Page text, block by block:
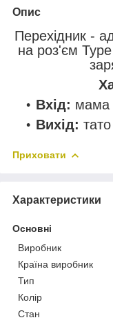
Опис
Перехідник -
на роз'єм
Вхід: мама
Вихід:
Приховати
Характеристики
Основні
Виробник
Країна виробник
Тип
Колір
Стан